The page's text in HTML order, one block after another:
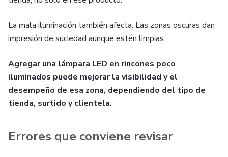
La mala iluminación también afecta. Las zonas oscuras dan
impresión de suciedad aunque estén limpias.
Agregar una lámpara LED en rincones poco
iluminados puede mejorar la visibilidad y el
desempeño de esa zona, dependiendo del tipo de
tienda, surtido y clientela.
Errores que conviene revisar